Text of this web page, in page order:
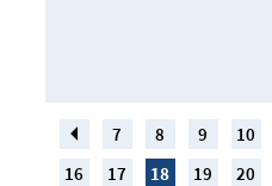
7 8 9 10
16
17 18 19 20